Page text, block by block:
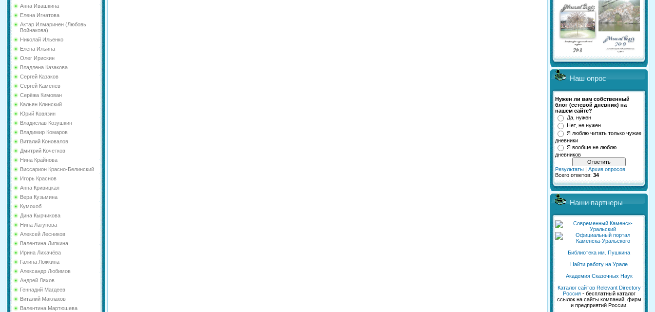
Анна Ивашкина
Елена Игнатова
Актар Илмаринен (Любовь
Войнакова)
Николай Ильенко
Елена Ильина
Олег Ирискин
Владлена Казакова
Сергей Казаков
Сергей Каменев
Серёжа Кимован
Кальян Клинский
Юрий Ковязин
Владислав Козушкин
Владимир Комаров
Виталий Коновалов
Дмитрий Кочетков
Нина Крайнова
Виссарион Красно-Белинский
Игорь Краснов
Анна Кривицкая
Вера Кузьмина
Кумохоб
Дина Кырчикова
Нина Лагунова
Алексей Лесников
Валентина Липкина
Ирина Лихачёва
Галина Ложкина
Александр Любимов
Андрей Ляхов
Геннадий Магдеев
Виталий Маклаков
Валентина Мартюшева
Наш опрос
Нужен ли вам собственный
блог (сетевой дневник) на
нашем сайте?
Да, нужен
Нет, не нужен
Я люблю читать только чужие
дневники
Я вообще не люблю
дневников
Результаты
Архив опросов
Всего ответов: 34
Наши партнеры
Библиотека им. Пушкина
Найти работу на Урале
Академия Сказочных Наук
Каталог сайтов Relevant Directory
Россия- бесплатный каталог
ссылок на сайты компаний, фирм
и предприятий России.